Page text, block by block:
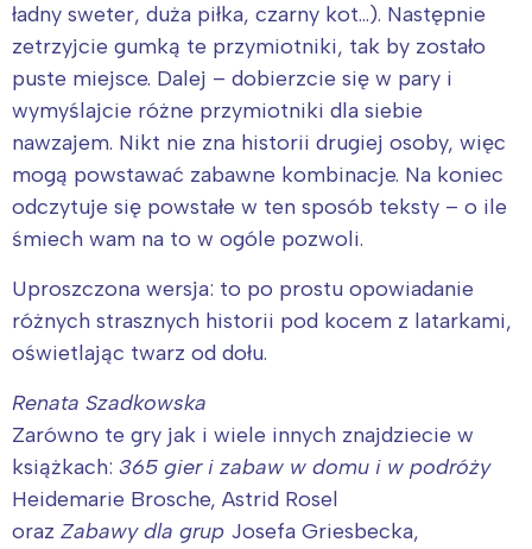
ładny sweter, duża piłka, czarny kot…). Następnie
zetrzyjcie gumką te przymiotniki, tak by zostało
puste miejsce. Dalej – dobierzcie się w pary i
wymyślajcie różne przymiotniki dla siebie
nawzajem. Nikt nie zna historii drugiej osoby, więc
mogą powstawać zabawne kombinacje. Na koniec
odczytuje się powstałe w ten sposób teksty – o ile
śmiech wam na to w ogóle pozwoli.
Uproszczona wersja: to po prostu opowiadanie
różnych strasznych historii pod kocem z latarkami,
oświetlając twarz od dołu.
Renata Szadkowska
Zarówno te gry jak i wiele innych znajdziecie w
książkach: 365 gier i zabaw w domu i w podróży
Heidemarie Brosche, Astrid Rosel
oraz Zabawy dla grup Josefa Griesbecka,